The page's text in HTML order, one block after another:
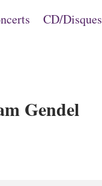
CD/Disques
Gendel